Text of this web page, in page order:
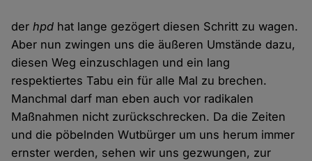
derhpd hat lange gezögert diesen Schritt zu wagen.
Aber nun zwingen uns die äußeren Umstände dazu,
diesen Weg einzuschlagen und ein lang
respektiertes Tabu ein für alle Mal zu brechen.
Manchmal darf man eben auch vor radikalen
Maßnahmen nicht zurückschrecken. Da die Zeiten
und die pöbelnden Wutbürger um uns herum immer
ernster werden, sehen wir uns gezwungen, zur